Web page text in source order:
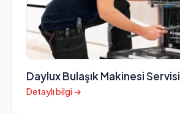
Daylux Bulaşık Makinesi Servisi
Detaylı bilgi →